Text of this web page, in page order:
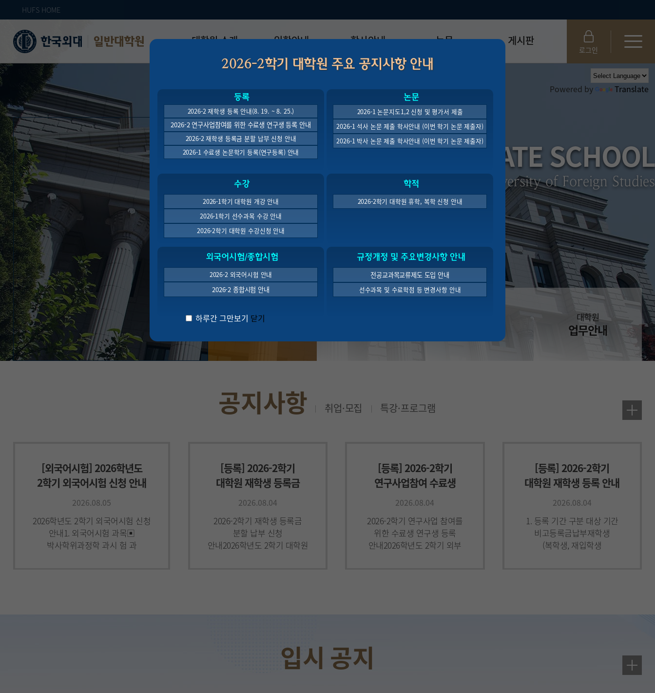
HUFS HOME
일반대학원 대학원 소개
연혁
역대 대학원 원장
주임교수 연락처
학과 소개
업무안내
오시는 길
자체 평가
입학안내
모집요강
입시 공지사항
학부-대학원 연계과정
석·박사 통합 학위과정
박사후 연구과정
학사안내
강의시간표
수업
학적
장학
외국어시험
제 규정
논문
논문작성법 및 템플릿
양식함
논문지도_
학위논문제안심사
연구윤리교육 이수 안내
졸업생논문검색
게시판
자료실
대학원생권리장전
대학원 총학생회
외국인 유학생 비자(VISA)
로그인
Powered by Translate
THE GRADUATE SCHOOL
Hankuk University of Foreign Studies
01
대학원
업무안내
[외국어시험] 2026학년도
2학기 외국어시험 신청 안내
2026.08.05
2026학년도 2학기 외국어시험 신청
안내1. 외국어시험 과목▣
박사학위과정학 과시 험 과
[등록] 2026-2학기
대학원 재학생 등록금
분할 납부 신청 안내
2026.08.04
2026-2학기 재학생 등록금
분할 납부 신청
안내2026학년도 2학기 대학원
[등록] 2026-2학기
연구사업참여 수료생
연구생 등록 신청 안내
2026.08.04
2026-2학기 연구사업 참여를
위한 수료생 연구생 등록
안내2026학년도 2학기 외부
[등록] 2026-2학기
대학원 재학생 등록 안내
(8. 19. ~ 8. 25.)
2026.08.04
1. 등록 기간 구분 대상 기간
비고등록금납부재학생
(복학생, 재입학생
2026학년도 2학기 건국대학교
학점교류 안내1. 서류제출기한
: 2026.08.05(수) 15시까지2.
2026-2학기 대학원 주요 공지사항 안내
등록
2026-2 재학생 등록 안내(8. 19. ~ 8. 25.)
2026-2 연구사업참여를 위한 수료생 연구생 등록 안내
2026-2 재학생 등록금 분할 납부 신청 안내
2026-1 수료생 논문학기 등록(연구등록) 안내
논문
2026-1 논문지도1,2 신청 및 평가서 제출
2026-1 석사 논문 제출 학사안내 (이번 학기 논문 제출자)
2026-1 박사 논문 제출 학사안내 (이번 학기 논문 제출자)
수강
2026-1학기 대학원 개강 안내
2026-1학기 선수과목 수강 안내
2026-2학기 대학원 수강신청 안내
학적
2026-2학기 대학원 휴학, 복학 신청 안내
외국어시험/종합시험
2026-2 외국어시험 안내
2026-2 종합시험 안내
규정개정 및 주요변경사항 안내
전공교과목교류제도 도입 안내
선수과목 및 수료학점 등 변경사항 안내
하루간 그만보기 닫기